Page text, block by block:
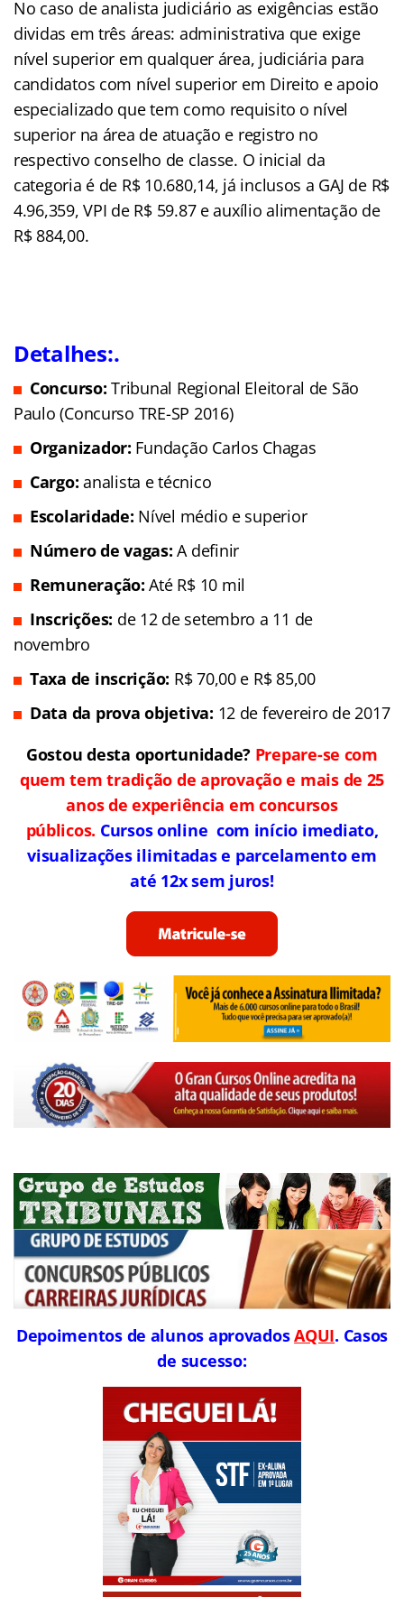
No caso de analista judiciário as exigências estão
dividas em três áreas: administrativa que exige
nível superior em qualquer área, judiciária para
candidatos com nível superior em Direito e apoio
especializado que tem como requisito o nível
superior na área de atuação e registro no
respectivo conselho de classe. O inicial da
categoria é de R$ 10.680,14, já inclusos a GAJ de R$
4.96,359, VPI de R$ 59.87 e auxílio alimentação de
R$ 884,00.
Detalhes:.
Concurso: Tribunal Regional Eleitoral de São
Paulo (Concurso TRE-SP 2016)
Organizador: Fundação Carlos Chagas
Cargo:analista e técnico
Escolaridade: Nível médio e superior
Número de vagas: A definir
Remuneração: Até R$ 10 mil
Inscrições: de 12 de setembro a 11 de
novembro
Taxa de inscrição: R$ 70,00 e R$ 85,00
Data da prova objetiva: 12 de fevereiro de 2017
Gostou desta oportunidade? Prepare-se com
quem tem tradição de aprovação e mais de 25
anos de experiência em concursos
públicos. Cursos online com início imediato,
visualizações ilimitadas e parcelamento em
até 12x sem juros!
Depoimentos de alunos aprovadosAQUI. Casos
de sucesso: